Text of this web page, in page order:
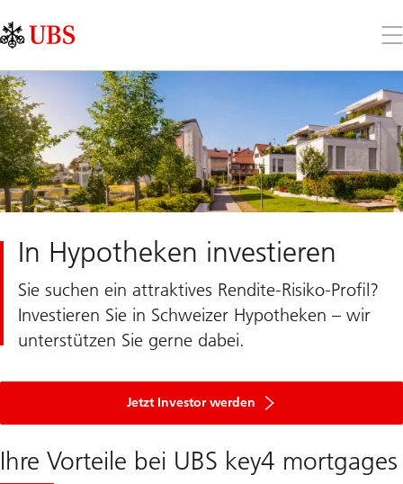
Links
Area
Sie
In Hypotheken investieren
Sie suchen ein attraktives Rendite-Risiko-Profil?
Investieren Sie in Schweizer Hypotheken – wir
unterstützen Sie gerne dabei.
Jetzt Investor werden
Ihre Vorteile bei UBS key4 mortgages